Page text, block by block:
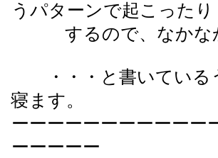
うパターンで起こったり
するので、なかなか
・・・と書いている
寝ます。
ーーーーーーーーーーー
ーーーーー